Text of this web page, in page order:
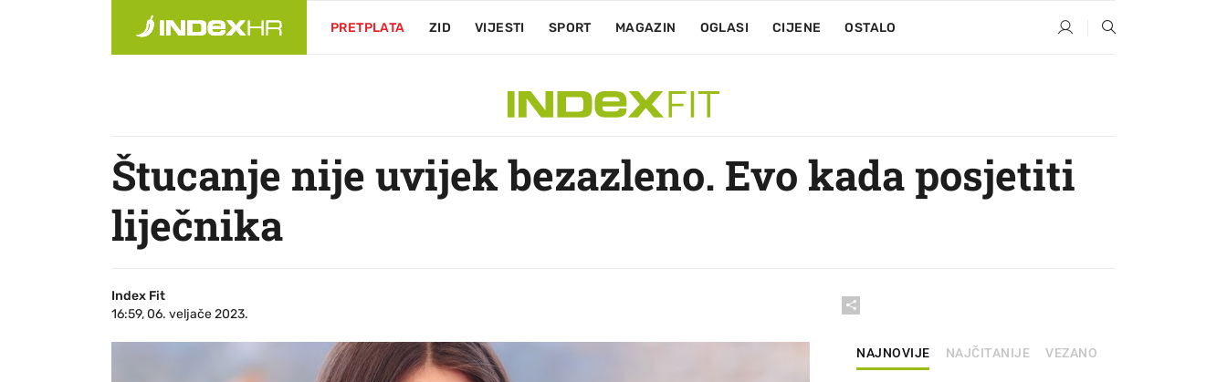
PRETPLATA ZID VIJESTI SPORT MAGAZIN OGLASI CIJENE OSTALO
Štucanje nije uvijek bezazleno. Evo kada posjetiti
liječnika
Index Fit
16:59, 06. veljače 2023.
NAJNOVIJE NAJČITANIJE VEZANO